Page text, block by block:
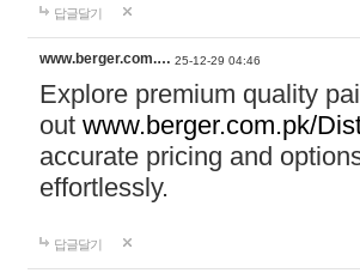
답글달기
www.berger.com.… 25-12-29 04:46
Explore premium quality
out www.berger.com.pk/
accurate pricing and
effortlessly.
답글달기